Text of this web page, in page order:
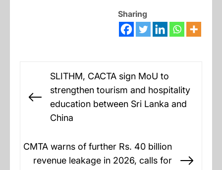
Sharing
navigation
Previous
SLITHM, CACTA sign MoU to
strengthen tourism and hospitality
education between Sri Lanka and
China
CMTA warns of further Rs. 40 billion
revenue leakage in 2026, calls for